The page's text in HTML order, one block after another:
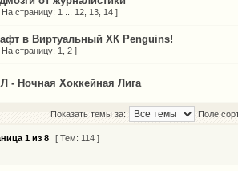
На страницу: 1 12 13 14 ]
в Виртуальный ХК Penguins!
На страницу: 1 2 ]
- Ночная Хоккейная Лига
Показать темы за: Поле
1 из 8 [ Тем: 114 ]